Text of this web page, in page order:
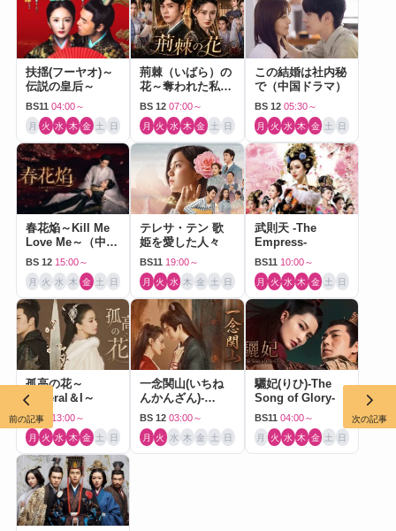
扶揺(フーヤオ)～
伝説の皇后～
BS11 04:00～
月 火 水 木 金 土 日
荊棘（いばら）の
花～奪われた私～
（中国ドラマ）
BS 12 07:00～
月 火 水 木 金 土 日
この結婚は社内秘
で（中国ドラマ）
BS 12 05:30～
月 火 水 木 金 土 日
春花焔～Kill Me
Love Me～（中国
ドラマ）
BS 12 15:00～
月 火 水 木 金 土 日
テレサ・テン 歌
姫を愛した人々
BS11 19:00～
月 火 水 木 金 土 日
武則天 -The
Empress-
BS11 10:00～
月 火 水 木 金 土 日
孤高の花～
General＆I～
BS11 13:00～
月 火 水 木 金 土 日
一念関山(いちね
んかんざん)-
Journey to Love-
BS 12 03:00～
月 火 水 木 金 土 日
驪妃(りひ)-The
Song of Glory-
BS11 04:00～
月 火 水 木 金 土 日
前の記事 次の記事